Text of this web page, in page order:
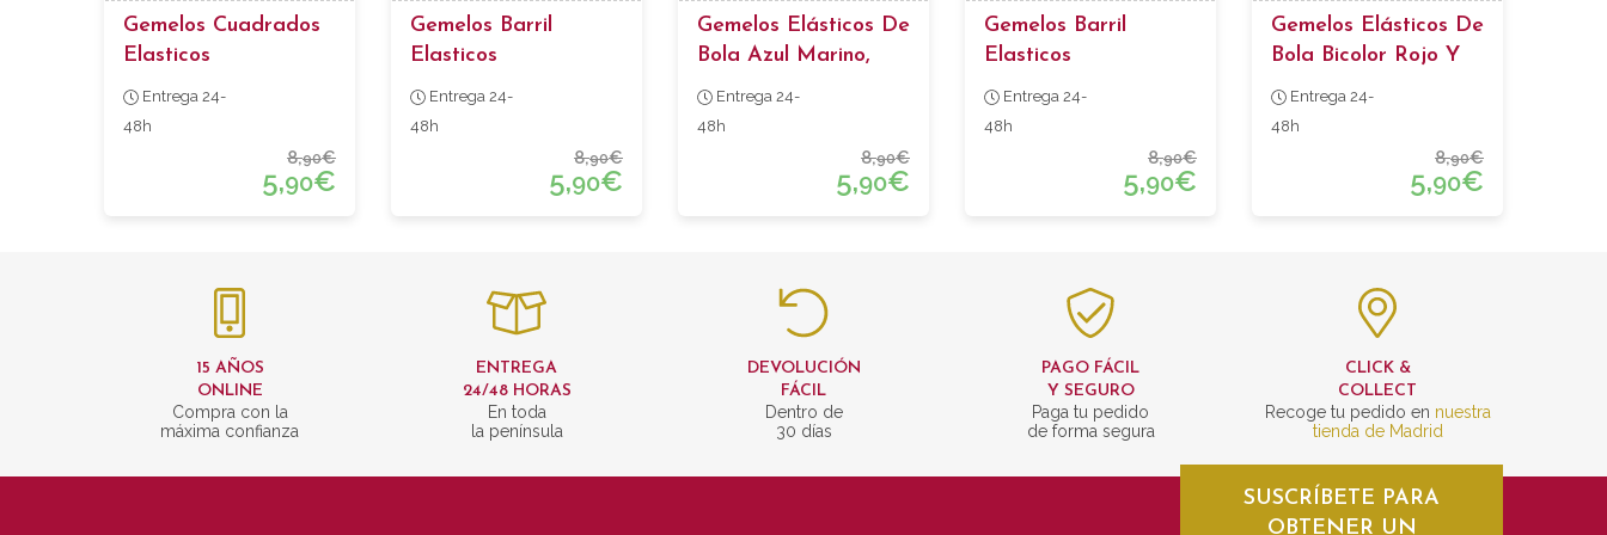
Gemelos Cuadrados
Elasticos
Entrega 24-
48h
8,90€
5,90€
Gemelos Barril
Elasticos
Entrega 24-
48h
8,90€
5,90€
Gemelos Elásticos De
Bola Azul Marino,
Celeste Y Rosa
Entrega 24-
48h
8,90€
5,90€
Gemelos Barril
Elasticos
Entrega 24-
48h
8,90€
5,90€
Gemelos Elásticos De
Bola Bicolor Rojo Y
Celeste
Entrega 24-
48h
8,90€
5,90€
15 AÑOS
ONLINE
Compra con la
máxima confianza
ENTREGA
24/48 HORAS
En toda
la península
DEVOLUCIÓN
FÁCIL
Dentro de
30 días
PAGO FÁCIL
Y SEGURO
Paga tu pedido
de forma segura
CLICK &
COLLECT
Recoge tu pedido en nuestra
tienda de Madrid
SUSCRÍBETE PARA
OBTENER UN